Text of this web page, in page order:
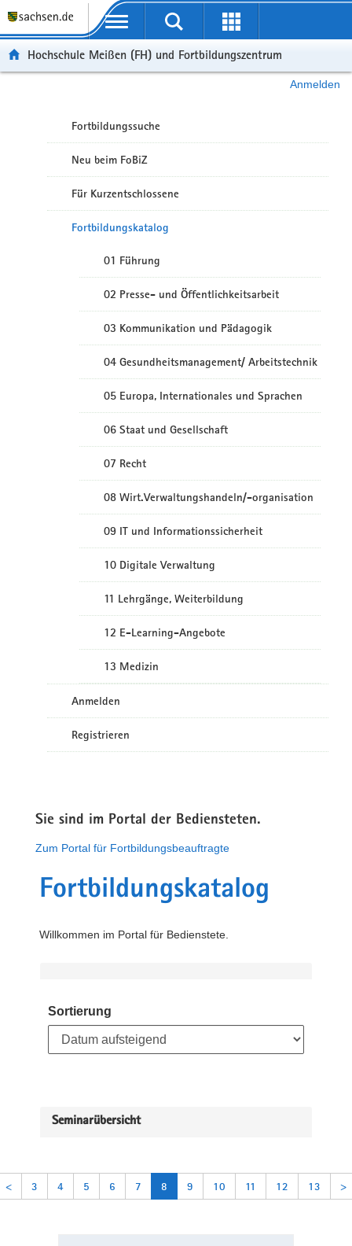
Portalübergreifende Navigation
Hochschule Meißen (FH) und Fortbildungszentrum
Anmelden
Fortbildungssuche
Neu beim FoBiZ
Für Kurzentschlossene
Fortbildungskatalog
01 Führung
02 Presse- und Öffentlichkeitsarbeit
03 Kommunikation und Pädagogik
04 Gesundheitsmanagement/ Arbeitstechnik
05 Europa, Internationales und Sprachen
06 Staat und Gesellschaft
07 Recht
08 Wirt.Verwaltungshandeln/-organisation
09 IT und Informationssicherheit
10 Digitale Verwaltung
11 Lehrgänge, Weiterbildung
12 E-Learning-Angebote
13 Medizin
Anmelden
Registrieren
Sie sind im Portal der Bediensteten.
Zum Portal für Fortbildungsbeauftragte
Fortbildungskatalog
Willkommen im Portal für Bedienstete.
Sortierung
Seminarübersicht
< 3 4 5 6 7 8 9 10 11 12 13 >